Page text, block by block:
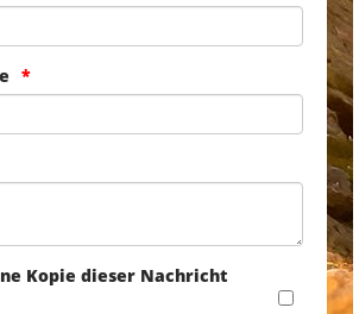
Kopie dieser Nachricht